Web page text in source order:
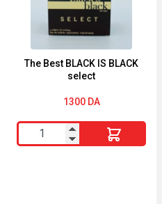
The Best BLACK IS BLACK
select
1300 DA
quantité
de